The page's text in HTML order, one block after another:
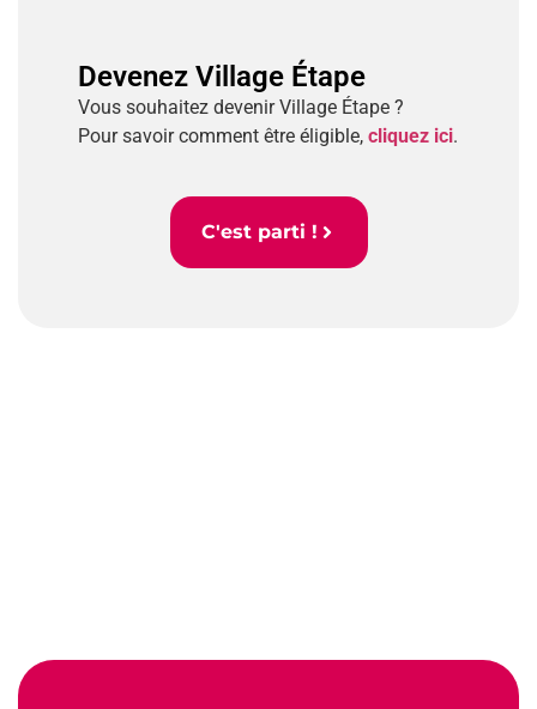
Devenez Village Étape
Vous souhaitez devenir Village Étape ?
Pour savoir comment être éligible, cliquez ici.
C'est parti !